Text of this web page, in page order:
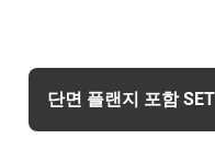
단면 플랜지 포함